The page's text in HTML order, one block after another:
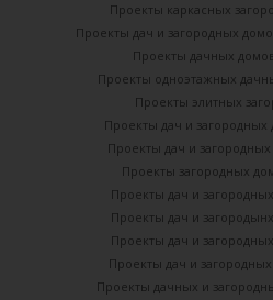
Проекты каркасных
Проекты дач и загородных
Проекты дачных
Проекты одноэтажных
Проекты элитных
Проекты дач и загородных
Проекты дач и
Проекты загородных
Проекты дач и
Проекты дач и
Проекты дач и
Проекты дач и
Проекты дачных и